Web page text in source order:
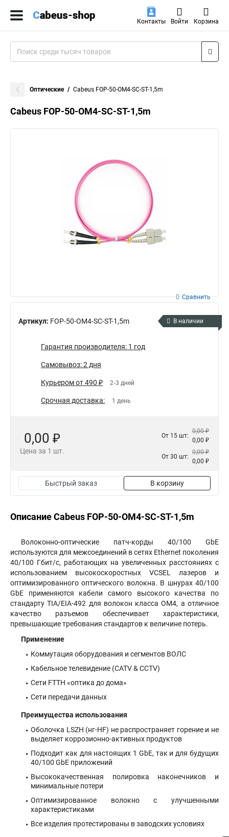
Контакты Войти Корзина
Оптические Cabeus FOP-50-OM4-SC-ST-1,5m
Cabeus FOP-50-OM4-SC-ST-1,5m
Артикул: FOP-50-OM4-SC-ST-1,5m
Сравнить
В наличии
Гарантия производителя: 1 год
Самовывоз: 2 дня
Курьером от 490 ₽ 2-3 дней
Срочная доставка: 1 день
0,00 ₽
Цена за 1 шт.
От 15 шт:
0,00 ₽
0,00 ₽
От 30 шт:
0,00 ₽
0,00 ₽
Быстрый заказ В корзину
Описание Cabeus FOP-50-OM4-SC-ST-1,5m
Волоконно-оптические патч-корды 40/100 GbE
используются для межсоединений в сетях Ethernet поколения
40/100 Гбит/с, работающих на увеличенных расстояниях с
использованием высокоскоростных VCSEL лазеров и
оптимизированного оптического волокна. В шнурах 40/100
GbE применяются кабели самого высокого качества по
стандарту TIA/EIA-492 для волокон класса OM4, а отличное
качество разъемов обеспечивает характеристики,
превышающие требования стандартов к величине потерь.
Применение
Коммутация оборудования и сегментов ВОЛС
Кабельное телевидение (CATV & CCTV)
Сети FTTH «оптика до дома»
Сети передачи данных
Преимущества использования
Оболочка LSZH (нг-HF) не распространяет горение и не
выделяет коррозионно-активных продуктов
Подходит как для настоящих 1 GbE, так и для будущих
40/100 GbE приложений
Высококачественная полировка наконечников и
минимальные потери
Оптимизированное волокно с улучшенными
характеристиками
Все изделия протестированы в заводских условиях